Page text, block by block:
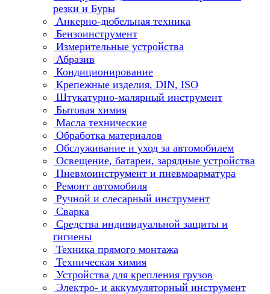
резки и Буры
Анкерно-дюбельная техника
Бензоинструмент
Измерительные устройства
Абразив
Кондиционирование
Крепежные изделия, DIN, ISO
Штукатурно-малярный инструмент
Бытовая химия
Масла технические
Обработка материалов
Обслуживание и уход за автомобилем
Освещение, батареи, зарядные устройства
Пневмоинструмент и пневмоарматура
Ремонт автомобиля
Ручной и слесарный инструмент
Сварка
Средства индивидуальной защиты и
гигиены
Техника прямого монтажа
Техническая химия
Устройства для крепления грузов
Электро- и аккумуляторный инструмент